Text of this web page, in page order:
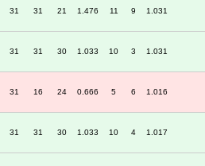
31 31 21 1.476 11 9 1.031
31 31 30 1.033 10 3 1.031
31 16 24 0.666 5 6 1.016
31 31 30 1.033 10 4 1.017